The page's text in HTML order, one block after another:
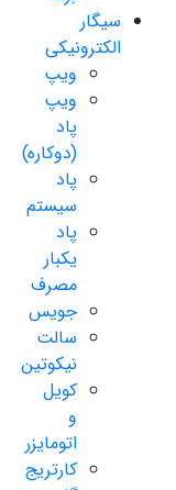
سیگار
الکترونیکی
ویپ
ویپ
پاد
(دوکاره)
پاد
سیستم
پاد
یکبار
مصرف
جویس
سالت
نیکوتین
کویل
و
اتومایزر
کارتریج